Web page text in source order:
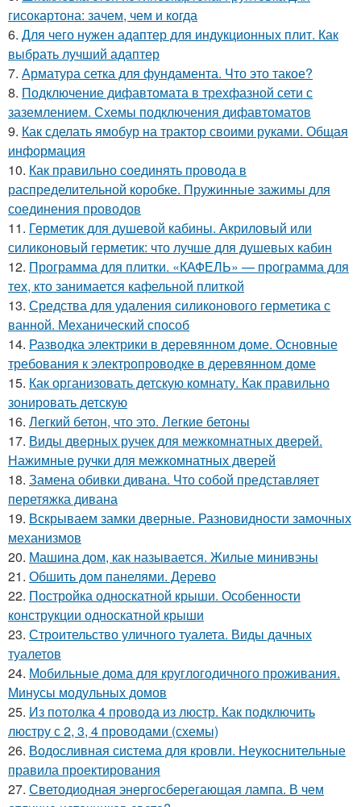
гисокартона: зачем, чем и когда
6. Для чего нужен адаптер для индукционных плит. Как
выбрать лучший адаптер
7. Арматура сетка для фундамента. Что это такое?
8. Подключение дифавтомата в трехфазной сети с
заземлением. Схемы подключения дифавтоматов
9. Как сделать ямобур на трактор своими руками. Общая
информация
10. Как правильно соединять провода в
распределительной коробке. Пружинные зажимы для
соединения проводов
11. Герметик для душевой кабины. Акриловый или
силиконовый герметик: что лучше для душевых кабин
12. Программа для плитки. «КАФЕЛЬ» — программа для
тех, кто занимается кафельной плиткой
13. Средства для удаления силиконового герметика с
ванной. Механический способ
14. Разводка электрики в деревянном доме. Основные
требования к электропроводке в деревянном доме
15. Как организовать детскую комнату. Как правильно
зонировать детскую
16. Легкий бетон, что это. Легкие бетоны
17. Виды дверных ручек для межкомнатных дверей.
Нажимные ручки для межкомнатных дверей
18. Замена обивки дивана. Что собой представляет
перетяжка дивана
19. Вскрываем замки дверные. Разновидности замочных
механизмов
20. Машина дом, как называется. Жилые минивэны
21. Обшить дом панелями. Дерево
22. Постройка односкатной крыши. Особенности
конструкции односкатной крыши
23. Строительство уличного туалета. Виды дачных
туалетов
24. Мобильные дома для круглогодичного проживания.
Минусы модульных домов
25. Из потолка 4 провода из люстр. Как подключить
люстру с 2, 3, 4 проводами (схемы)
26. Водосливная система для кровли. Неукоснительные
правила проектирования
27. Светодиодная энергосберегающая лампа. В чем